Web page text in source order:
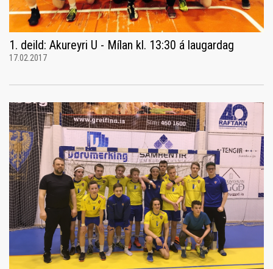
1. deild: Akureyri U - Mílan kl. 13:30 á laugardag
17.02.2017